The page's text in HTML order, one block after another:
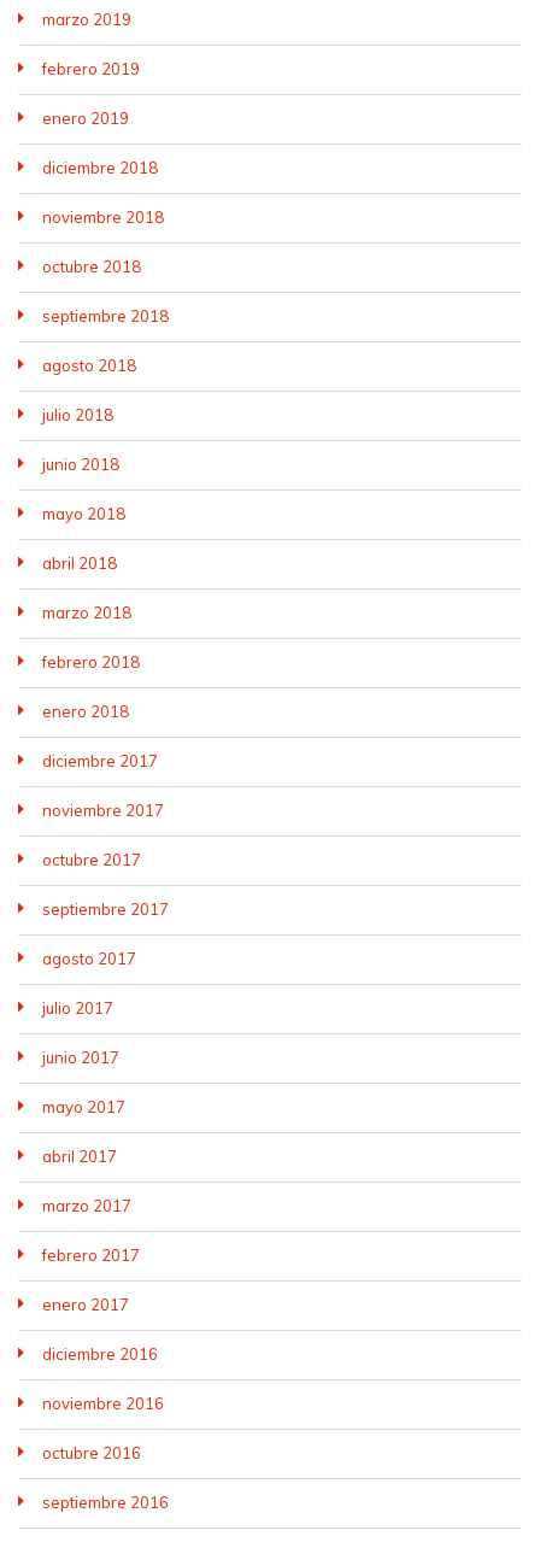
marzo 2019
febrero 2019
enero 2019
diciembre 2018
noviembre 2018
octubre 2018
septiembre 2018
agosto 2018
julio 2018
junio 2018
mayo 2018
abril 2018
marzo 2018
febrero 2018
enero 2018
diciembre 2017
noviembre 2017
octubre 2017
septiembre 2017
agosto 2017
julio 2017
junio 2017
mayo 2017
abril 2017
marzo 2017
febrero 2017
enero 2017
diciembre 2016
noviembre 2016
octubre 2016
septiembre 2016